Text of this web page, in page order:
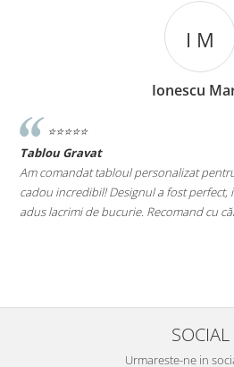
I M
Ionescu
⭐️⭐️⭐️⭐️⭐️
Tablou Gravat
Am comandat tabloul personalizat
cadou incredibil! Designul a fost perfect,
adus lacrimi de bucurie. Recomand cu
SOCIAL
Urmareste-ne in